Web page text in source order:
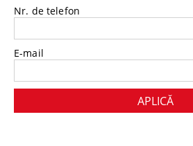
Nr. de telefon
E-mail